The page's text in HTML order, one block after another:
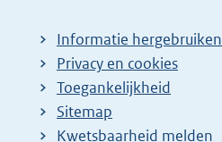
Informatie hergebruiken
Privacy en cookies
Toegankelijkheid
Sitemap
E
Kwetsbaarheid melden